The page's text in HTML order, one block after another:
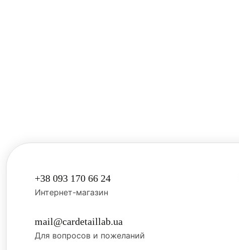
+38 093 170 66 24
Интернет-магазин
mail@cardetaillab.ua
Для вопросов и пожеланий